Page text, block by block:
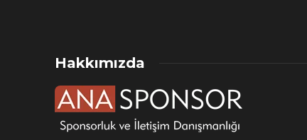
Hakkımızda